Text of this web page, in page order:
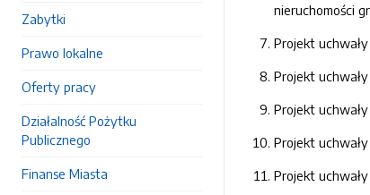
Zabytki
Prawo lokalne
Oferty pracy
Działalność Pożytku
Publicznego
Finanse Miasta
nieruchomości
Projekt
Projekt
Projekt
Projekt
Projekt